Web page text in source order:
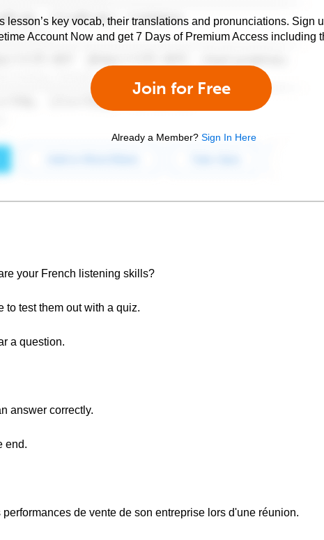
lesson’s key vocab, their translations and pronunciations. Sign
Account Now and get 7 Days of Premium Access including
Join for Free
Already a Member? Sign In Here
your French listening skills?
to test them out with a quiz.
a question.
answer correctly.
end.
de vente de son entreprise lors d'une réunion.